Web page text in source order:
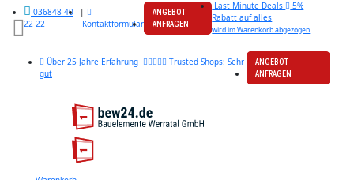
036848 40
22 22
|
Kontaktformular
ANGEBOT
ANFRAGEN
Last Minute Deals
5%
Rabatt auf alles
wird im Warenkorb abgezogen
Über 25 Jahre Erfahrung
Trusted Shops: Sehr
gut
ANGEBOT
ANFRAGEN